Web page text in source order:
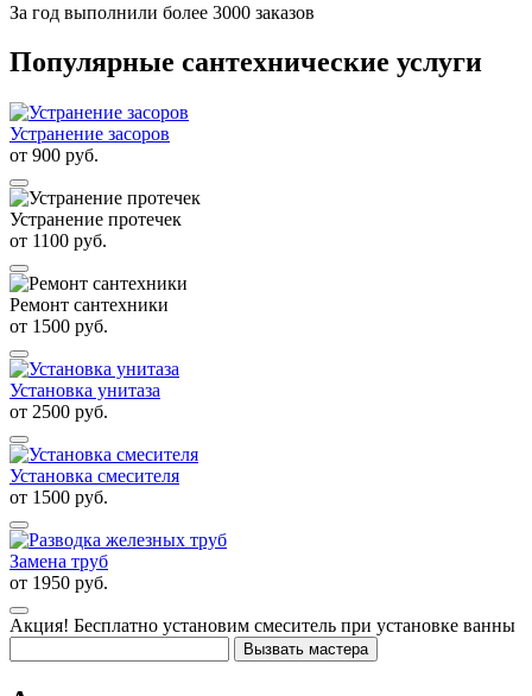
За год выполнили более 3000 заказов
Популярные сантехнические услуги
Устранение засоров
от 900 руб.
Устранение протечек
от 1100 руб.
Ремонт сантехники
от 1500 руб.
Установка унитаза
от 2500 руб.
Установка смесителя
от 1500 руб.
Замена труб
от 1950 руб.
Акция! Бесплатно установим смеситель при установке ванны
Вызвать мастера